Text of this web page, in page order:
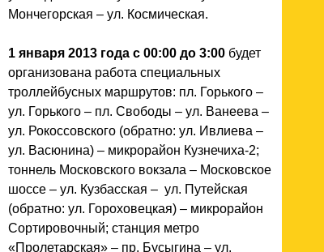
Мончегорская – ул. Космическая.
1 января 2013 года с 00:00 до 3:00 будет
организована работа специальных
троллейбусных маршрутов: пл. Горького –
ул. Горького – пл. Свободы – ул. Ванеева –
ул. Рокоссовского (обратно: ул. Ивлиева –
ул. Васюнина) – микрорайон Кузнечиха-2;
тоннель Московского вокзала – Московское
шоссе – ул. Кузбасская – ул. Путейская
(обратно: ул. Гороховецкая) – микрорайон
Сортировочный; станция метро
«Пролетарская» – пр. Бусыгина – ул.